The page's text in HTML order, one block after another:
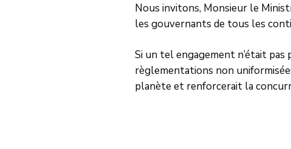
Nous invitons, Monsieur le
les gouvernants de tous les
Si un tel engagement n’était pas
règlementations non
planète et renforcerait la